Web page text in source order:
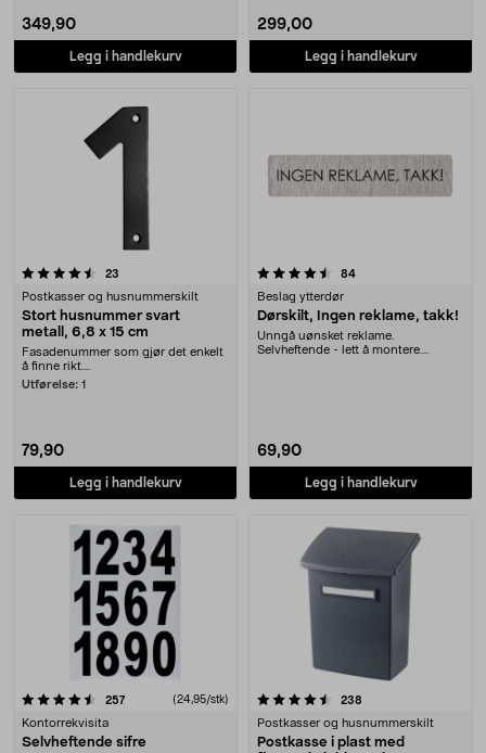
349,90
Legg i handlekurv
299,00
Legg i handlekurv
23
Postkasser og husnummerskilt
Stort husnummer svart
metall, 6,8 x 15 cm
Fasadenummer som gjør det enkelt
å finne rikt....
Utførelse: 1
79,90
Legg i handlekurv
4.5 av 5 stjerner 84anmeldelser
Beslag ytterdør
Dørskilt, Ingen reklame, takk!
Unngå uønsket reklame.
Selvheftende - lett å montere.
69,90
Legg i handlekurv
257anmeldelser(24,95/stk)
Kontorrekvisita
Selvheftende sifre
4.5 av 5 stjerner 238
Postkasser og husnummerskilt
Postkasse i plast med